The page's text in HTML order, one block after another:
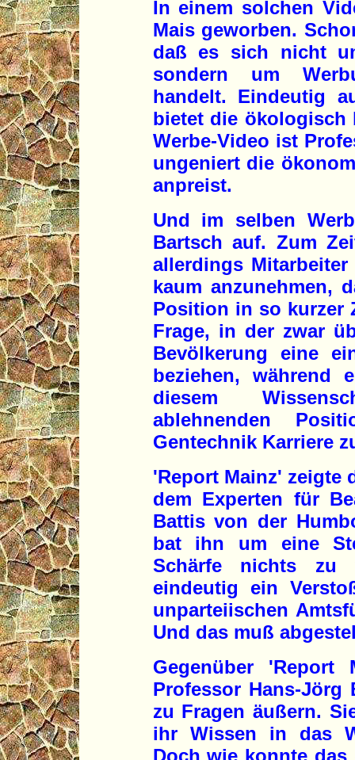
In einem solchen
Mais geworben.
daß es sich nicht
sondern um
handelt. Eindeutig
bietet die ökologisch
Werbe-Video ist
ungeniert die
anpreist.
Und im selben
Bartsch auf. Zum
allerdings
kaum anzunehmen,
Position in so kurzer
Frage, in der zwar
Bevölkerung eine
beziehen, während
diesem
ablehnenden
Gentechnik Karriere
'Report Mainz' zeigte
dem Experten für
Battis von der
bat ihn um eine
Schärfe nichts zu
eindeutig ein
unparteiischen
Und das muß
Gegenüber 'Report
Professor Hans-
zu Fragen äußern.
ihr Wissen in das
Doch wie konnte